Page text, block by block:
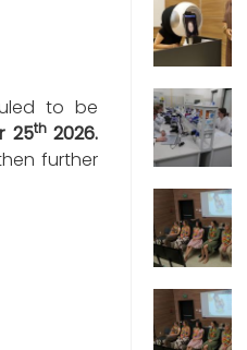
to be
25th2026.
further